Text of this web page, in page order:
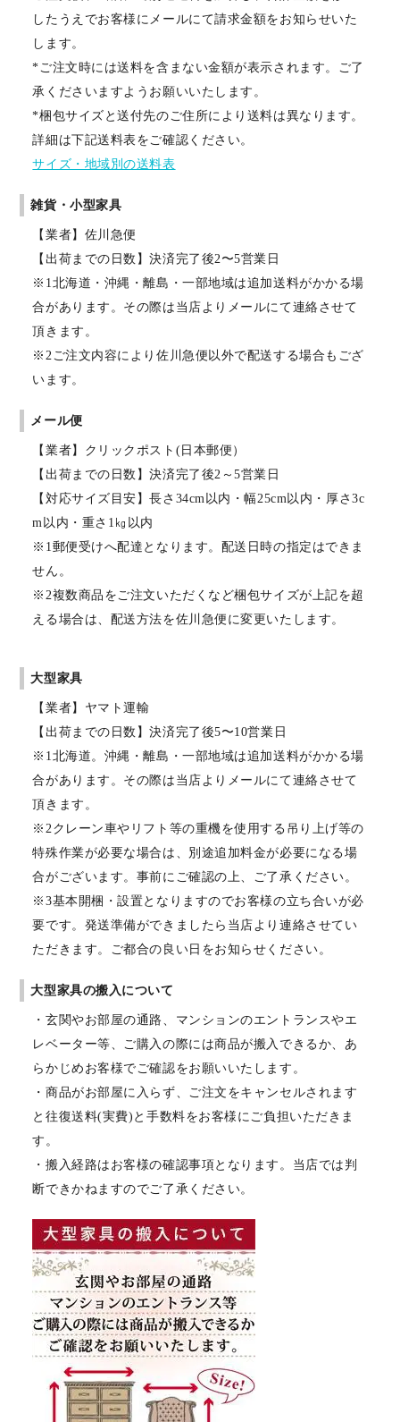
したうえでお客様にメールにて請求金額をお知らせいた
します。
*ご注文時には送料を含まない金額が表示されます。ご了
承くださいますようお願いいたします。
*梱包サイズと送付先のご住所により送料は異なります。
詳細は下記送料表をご確認ください。
サイズ・地域別の送料表
雑貨・小型家具
【業者】佐川急便
【出荷までの日数】決済完了後2〜5営業日
※1北海道・沖縄・離島・一部地域は追加送料がかかる場
合があります。その際は当店よりメールにて連絡させて
頂きます。
※2ご注文内容により佐川急便以外で配送する場合もござ
います。
メール便
【業者】クリックポスト(日本郵便）
【出荷までの日数】決済完了後2～5営業日
【対応サイズ目安】長さ34cm以内・幅25cm以内・厚さ3c
m以内・重さ1㎏以内
※1郵便受けへ配達となります。配送日時の指定はできま
せん。
※2複数商品をご注文いただくなど梱包サイズが上記を超
える場合は、配送方法を佐川急便に変更いたします。
大型家具
【業者】ヤマト運輸
【出荷までの日数】決済完了後5〜10営業日
※1北海道。沖縄・離島・一部地域は追加送料がかかる場
合があります。その際は当店よりメールにて連絡させて
頂きます。
※2クレーン車やリフト等の重機を使用する吊り上げ等の
特殊作業が必要な場合は、別途追加料金が必要になる場
合がございます。事前にご確認の上、ご了承ください。
※3基本開梱・設置となりますのでお客様の立ち合いが必
要です。発送準備ができましたら当店より連絡させてい
ただきます。ご都合の良い日をお知らせください。
大型家具の搬入について
・玄関やお部屋の通路、マンションのエントランスやエ
レベーター等、ご購入の際には商品が搬入できるか、あ
らかじめお客様でご確認をお願いいたします。
・商品がお部屋に入らず、ご注文をキャンセルされます
と往復送料(実費)と手数料をお客様にご負担いただきま
す。
・搬入経路はお客様の確認事項となります。当店では判
断できかねますのでご了承ください。